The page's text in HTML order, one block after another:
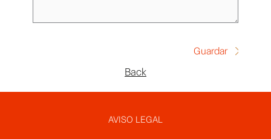
Back
AVISO LEGAL